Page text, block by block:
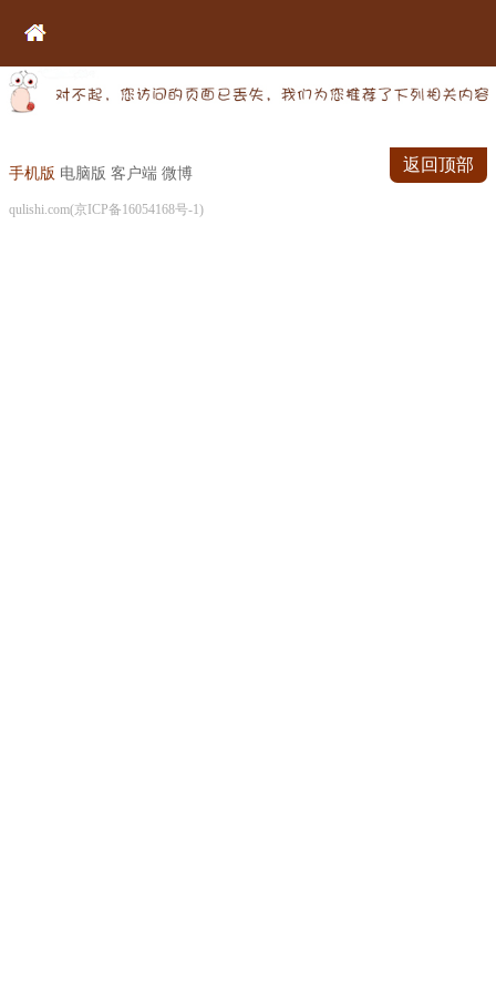
手机版 电脑版 客户端 微博
qulishi.com(京ICP备16054168号-1)
返回顶部